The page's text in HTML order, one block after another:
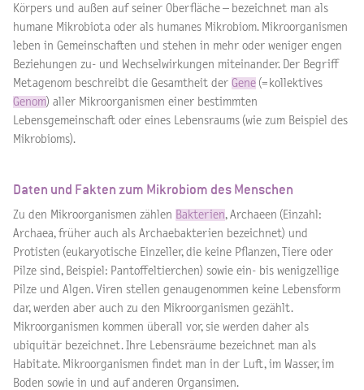
Körpers und außen auf seiner Oberfläche – bezeichnet man als
humane Mikrobiota oder als humanes Mikrobiom. Mikroorganismen
leben in Gemeinschaften und stehen in mehr oder weniger engen
Beziehungen zu- und Wechselwirkungen miteinander. Der Begriff
Metagenom beschreibt die Gesamtheit der Gene (=kollektives
Genom) aller Mikroorganismen einer bestimmten
Lebensgemeinschaft oder eines Lebensraums (wie zum Beispiel des
Mikrobioms).
Daten und Fakten zum Mikrobiom des Menschen
Zu den Mikroorganismen zählen Bakterien, Archaeen (Einzahl:
Archaea, früher auch als Archaebakterien bezeichnet) und
Protisten (eukaryotische Einzeller, die keine Pflanzen, Tiere oder
Pilze sind, Beispiel: Pantoffeltierchen) sowie ein- bis wenigzellige
Pilze und Algen. Viren stellen genaugenommen keine Lebensform
dar, werden aber auch zu den Mikroorganismen gezählt.
Mikroorganismen kommen überall vor, sie werden daher als
ubiquitär bezeichnet. Ihre Lebensräume bezeichnet man als
Habitate. Mikroorganismen findet man in der Luft, im Wasser, im
Boden sowie in und auf anderen Organsimen.